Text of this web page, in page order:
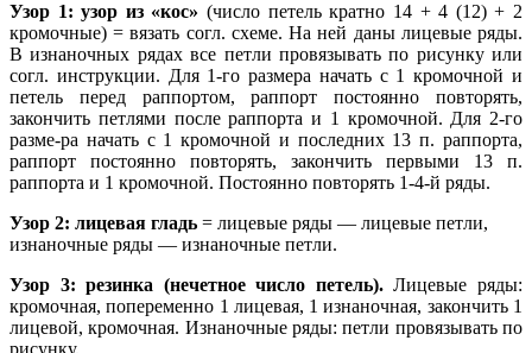
Узор 1: узор из «кос» (число петель кратно 14 + 4 (12) + 2
кромочные) = вязать согл. схеме. На ней даны лицевые ряды.
В изнаночных рядах все петли провязывать по рисунку или
согл. инструкции. Для 1-го размера начать с 1 кромочной и
петель перед раппортом, раппорт постоянно повторять,
закончить петлями после раппорта и 1 кромочной. Для 2-го
разме-ра начать с 1 кромочной и последних 13 п. раппорта,
раппорт постоянно повторять, закончить первыми 13 п.
раппорта и 1 кромочной. Постоянно повторять 1-4-й ряды.
Узор 2: лицевая гладь = лицевые ряды — лицевые петли,
изнаночные ряды — изнаночные петли.
Узор 3: резинка (нечетное число петель).Лицевые ряды:
кромочная, попеременно 1 лицевая, 1 изнаночная, закончить 1
лицевой, кромочная. Изнаночные ряды: петли провязывать по